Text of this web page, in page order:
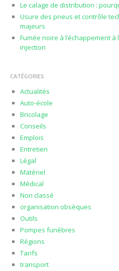
Le calage de distribution :
Usure des pneus et contrôle
majeurs
Fumée noire à l’échappement à
injection
CATÉGORIES
Actualités
Auto-école
Bricolage
Conseils
Emplois
Entretien
Légal
Matériel
Médical
Non classé
organisation obsèques
Outils
Pompes funèbres
Régions
Tarifs
transport